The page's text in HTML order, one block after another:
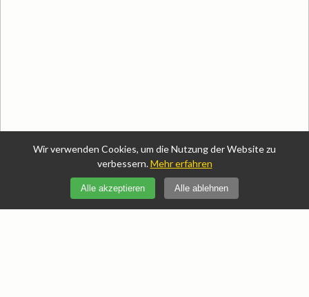
Wir verwenden Cookies, um die Nutzung der Website zu
verbessern.Mehr erfahren
Alle akzeptieren Alle ablehnen
Gesundheit/Medizin